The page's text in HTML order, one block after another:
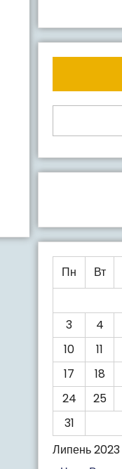
Липень 2023
Пн Вт
3
4
10
11
17
18
24
25
31